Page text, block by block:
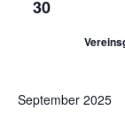
30
September 2025